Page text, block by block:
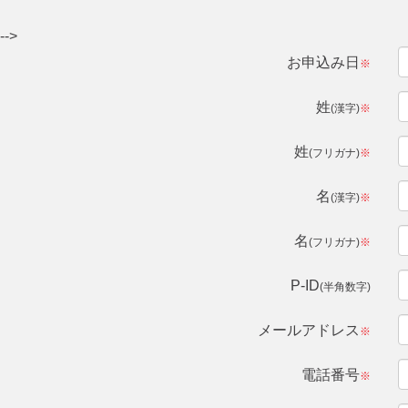
-->
お申込み日 ※
姓(漢字)※
姓(フリガナ)※
名(漢字)※
名(フリガナ)※
P-ID(半角数字)
メールアドレス ※
電話番号※